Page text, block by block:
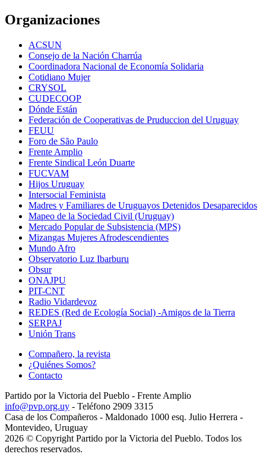
Organizaciones
ACSUN
Consejo de la Nación Charrúa
Coordinadora Nacional de Economía Solidaria
Cotidiano Mujer
CRYSOL
CUDECOOP
Dónde Están
Federación de Cooperativas de Pruduccion del Uruguay
FEUU
Foro de São Paulo
Frente Amplio
Frente Sindical León Duarte
FUCVAM
Hijos Uruguay
Intersocial Feminista
Madres y Familiares de Uruguayos Detenidos Desaparecidos
Mapeo de la Sociedad Civil (Uruguay)
Mercado Popular de Subsistencia (MPS)
Mizangas Mujeres Afrodescendientes
Mundo Afro
Observatorio Luz Ibarburu
Obsur
ONAJPU
PIT-CNT
Radio Vidardevoz
REDES (Red de Ecología Social) -Amigos de la Tierra
SERPAJ
Unión Trans
Compañero, la revista
¿Quiénes Somos?
Contacto
Partido por la Victoria del Pueblo - Frente Amplio
info@pvp.org.uy - Teléfono 2909 3315
Casa de los Compañeros - Maldonado 1000 esq. Julio Herrera -
Montevideo, Uruguay
2026 © Copyright Partido por la Victoria del Pueblo. Todos los
derechos reservados.